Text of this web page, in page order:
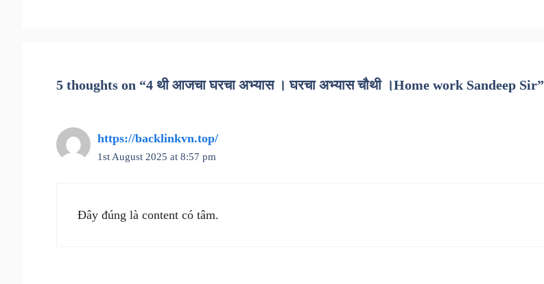
5 thoughts on “4 थी आजचा घरचा अभ्यास । घरचा अभ्यास चौथी ।Home work Sandeep Sir”
https://backlinkvn.top/
1st August 2025 at 8:57 pm
Đây đúng là content có tâm.